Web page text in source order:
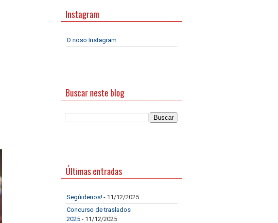
Instagram
O noso Instagram
Buscar neste blog
Últimas entradas
Segúidenos! - 11/12/2025
Concurso de traslados
2025 - 11/12/2025